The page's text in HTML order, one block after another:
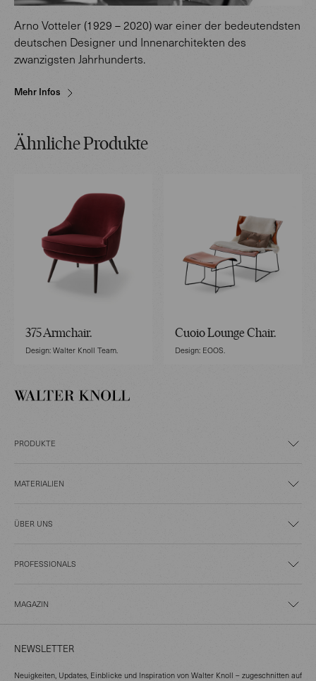
Arno Votteler (1929 – 2020) war einer der bedeutendsten
deutschen Designer und Innenarchitekten des
zwanzigsten Jahrhunderts.
Mehr Infos
Ähnliche Produkte
375 Armchair.
Design: Walter Knoll Team.
Cuoio Lounge Chair.
Design: EOOS.
PRODUKTE
MATERIALIEN
ÜBER UNS
PROFESSIONALS
MAGAZIN
NEWSLETTER
Neuigkeiten, Updates, Einblicke und Inspiration von Walter Knoll – zugeschnitten auf